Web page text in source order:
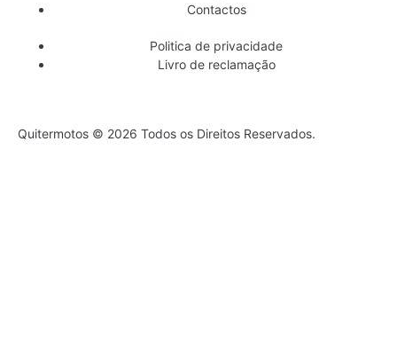
Contactos
Politica de privacidade
Livro de reclamação
Quitermotos © 2026 Todos os Direitos Reservados.